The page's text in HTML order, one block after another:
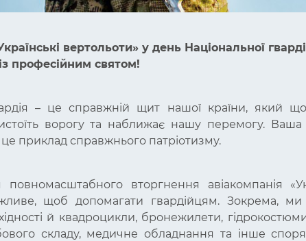
вертольоти» у день Національної
із професійним святом!
– це справжній щит нашої країни, який
ворогу та наближає нашу перемогу. Ваша
приклад справжнього патріотизму.
вторгнення авіакомпанія
щоб допомагати гвардійцям. Зокрема, ми
й квадроцикли, бронежилети,
складу, медичне обладнання та інше